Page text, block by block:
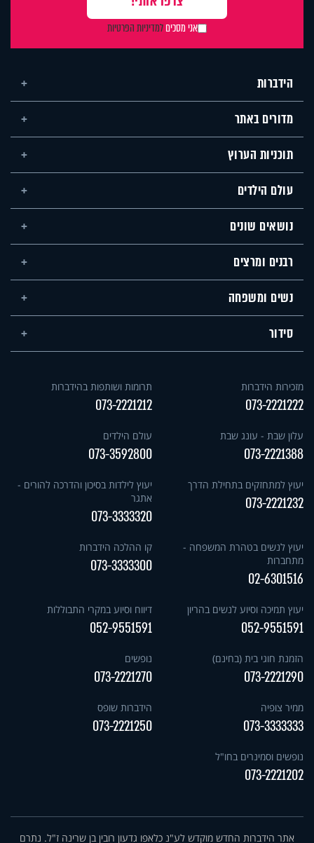
אני מסכיםלמדיניות הפרטיות
הידברות
מדורים באתר
תוכניות הערוץ
עולם הילדים
נושאים שונים
רבנים ומרצים
נשים ומשפחה
סידור
מזכירות הידברות
073-2221222
תרומות ושותפות בהידברות
073-2221212
עלון שבת - עונג שבת
073-2221388
עולם הילדים
073-3592800
יעוץ למתחזקים בתחילת הדרך
073-2221232
יעוץ לילדות בסיכון והדרכה להורים -
אתגר
073-3333320
יעוץ לנשים בטהרת המשפחה -
מתחברות
02-6301516
קו ההלכה הידברות
073-3333300
יעוץ תמיכה וסיוע לנשים בהריון
052-9551591
דיווח וסיוע במקרי התבוללות
052-9551591
הזמנת חוגי בית (בחינם)
073-2221290
נופשים
073-2221270
ממיר צופיה
073-3333333
הידברות שופס
073-2221250
נופשים וסמינרים בחו"ל
073-2221202
אתר הידברות החדש מוקדש לע"נ כלאפו גדעון רובין בן שרינה ז"ל. נתרם